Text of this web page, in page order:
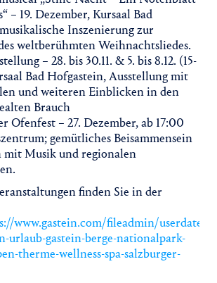
– 19. Dezember, Kursaal Bad
Inszenierung zur
weltberühmten Weihnachtsliedes.
– 28. bis 30.11. & 5. bis 8.12. (15-
Bad Hofgastein, Ausstellung mit
und weiteren Einblicken in den
Brauch
Ofenfest – 27. Dezember, ab 17:00
gemütliches Beisammensein
mit Musik und regionalen
finden Sie in der
www.gastein.com/fileadmin/
urlaub-gastein-berge-nationalpark-
therme-wellness-spa-salzburger-